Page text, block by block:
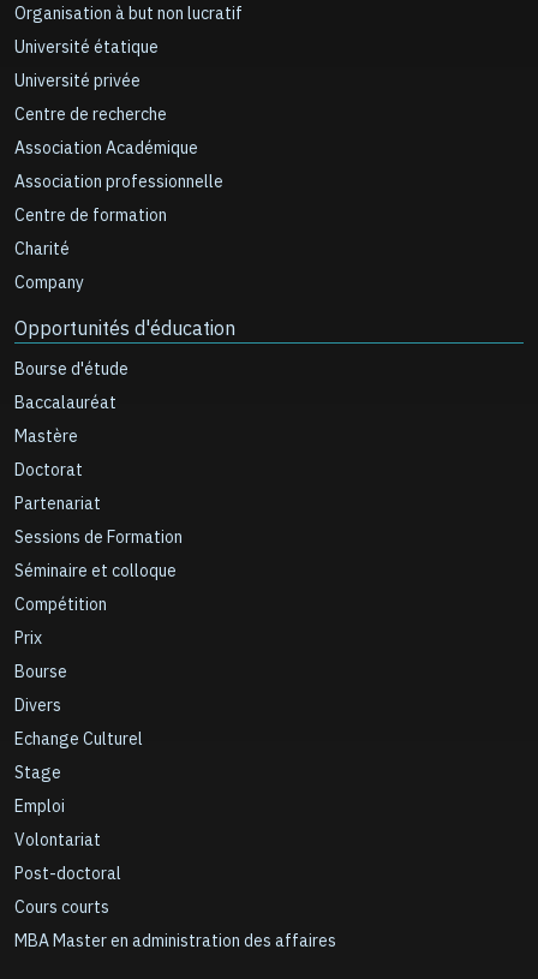
Organisation à but non lucratif
Université étatique
Université privée
Centre de recherche
Association Académique
Association professionnelle
Centre de formation
Charité
Company
Opportunités d'éducation
Bourse d'étude
Baccalauréat
Mastère
Doctorat
Partenariat
Sessions de Formation
Séminaire et colloque
Compétition
Prix
Bourse
Divers
Echange Culturel
Stage
Emploi
Volontariat
Post-doctoral
Cours courts
MBA Master en administration des affaires